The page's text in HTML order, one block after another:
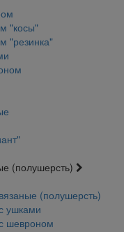
"косы"
"резинка"
(полушерсть)
(полушерсть)
ушками
шевроном